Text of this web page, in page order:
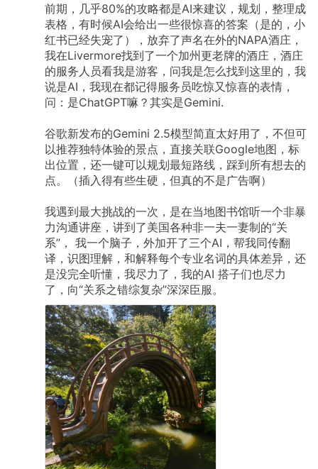
前期，几乎80%的攻略都是AI来建议，规划，整理成
表格，有时候AI会给出一些很惊喜的答案（是的，小
红书已经失宠了），放弃了声名在外的NAPA酒庄，
我在Livermore找到了一个加州更老牌的酒庄，酒庄
的服务人员看我是游客，问我是怎么找到这里的，我
说是AI，我现在都记得服务员吃惊又惊喜的表情，
问：是ChatGPT嘛？其实是Gemini.
谷歌新发布的Gemini 2.5模型简直太好用了，不但可
以推荐独特体验的景点，直接关联Google地图，标
出位置，还一键可以规划最短路线，踩到所有想去的
点。（插入得有些生硬，但真的不是广告啊）
我遇到最大挑战的一次，是在当地图书馆听一个非暴
力沟通讲座，讲到了美国各种非一夫一妻制的“关
系”， 我一个脑子，外加开了三个AI，帮我同传翻
译，识图理解，和解释每个专业名词的具体差异，还
是没完全听懂，我尽力了，我的AI 搭子们也尽力
了，向“关系之错综复杂”深深臣服。